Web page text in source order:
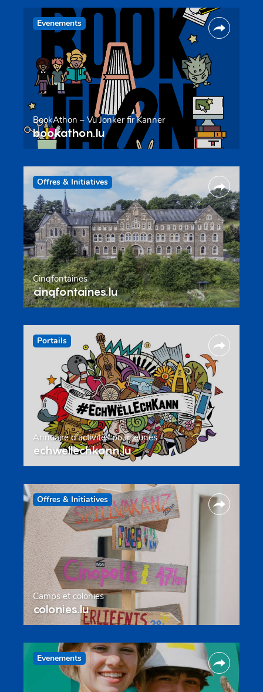
Evenements
BookAthon – Vu Jonker fir Kanner
bookathon.lu
Offres & Initiatives
Cinqfontaines
cinqfontaines.lu
Portails
Annuaire d’activités pour jeunes
echwellechkann.lu
Offres & Initiatives
Camps et colonies
colonies.lu
Evenements